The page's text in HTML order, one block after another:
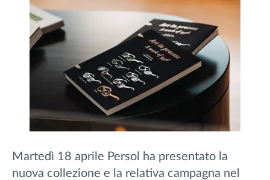
Martedì 18 aprile Persol ha presentato la
nuova collezione e la relativa campagna nel